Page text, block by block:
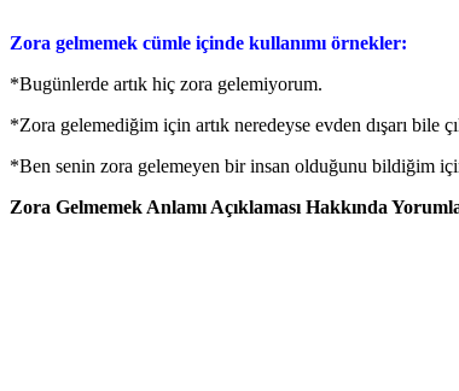
Zora gelmemek cümle içinde kullanımı örnekler:
*Bugünlerde artık hiç zora gelemiyorum.
*Zora gelemediğim için artık neredeyse evden dışarı bile
*Ben senin zora gelemeyen bir insan olduğunu bildiğim
Zora Gelmemek Anlamı Açıklaması Hakkında